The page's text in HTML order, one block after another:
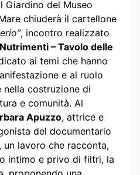
Giardino del Museo
chiuderà il cartellone
, incontro realizzato
Nutrimenti – Tavolo delle
ai temi che hanno
e al ruolo
costruzione di
e comunità. Al
Apuzzo, attrice e
del documentario
un lavoro che racconta,
intimo e privo di filtri, la